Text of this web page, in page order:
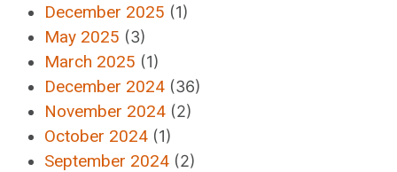
December 2025 (1)
May 2025 (3)
March 2025 (1)
December 2024 (36)
November 2024 (2)
October 2024 (1)
September 2024 (2)